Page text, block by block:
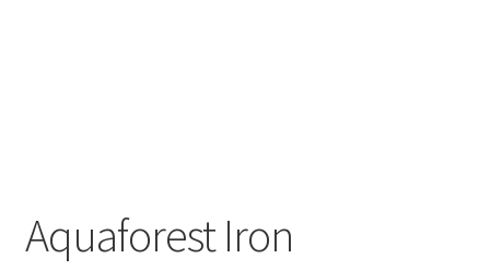
Aquaforest Iron